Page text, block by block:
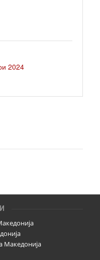
2024
Македонија